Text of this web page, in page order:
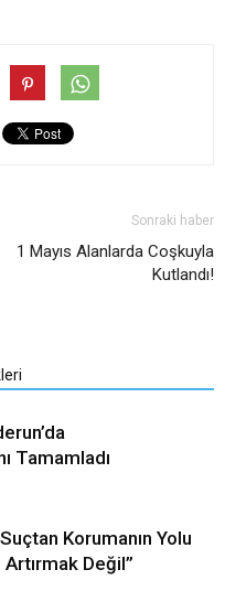
Sonraki haber
1 Mayıs Alanlarda Coşkuyla
Kutlandı!
Tamamladı
Korumanın Yolu
Değil”